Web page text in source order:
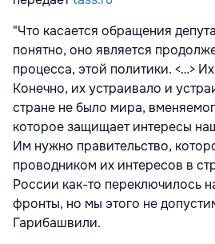
"Что касается обращения
понятно, оно является
процесса, этой политики. <…>
Конечно, их устраивало и
стране не было мира,
которое защищает интересы
Им нужно правительство,
проводником их интересов в
России как-то переключилось
фронты, но мы этого не
Гарибашвили.